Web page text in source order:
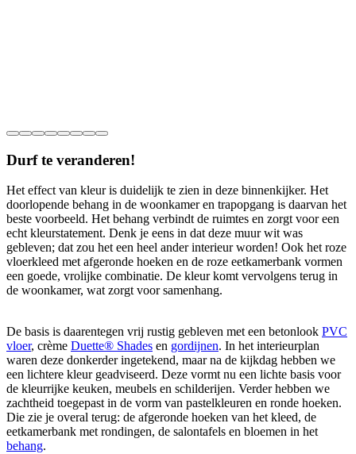
Durf te veranderen!
Het effect van kleur is duidelijk te zien in deze binnenkijker. Het
doorlopende behang in de woonkamer en trapopgang is daarvan het
beste voorbeeld. Het behang verbindt de ruimtes en zorgt voor een
echt kleurstatement. Denk je eens in dat deze muur wit was
gebleven; dat zou het een heel ander interieur worden! Ook het roze
vloerkleed met afgeronde hoeken en de roze eetkamerbank vormen
een goede, vrolijke combinatie. De kleur komt vervolgens terug in
de woonkamer, wat zorgt voor samenhang.
De basis is daarentegen vrij rustig gebleven met een betonlook PVC
vloer, crème Duette® Shades en gordijnen. In het interieurplan
waren deze donkerder ingetekend, maar na de kijkdag hebben we
een lichtere kleur geadviseerd. Deze vormt nu een lichte basis voor
de kleurrijke keuken, meubels en schilderijen. Verder hebben we
zachtheid toegepast in de vorm van pastelkleuren en ronde hoeken.
Die zie je overal terug: de afgeronde hoeken van het kleed, de
eetkamerbank met rondingen, de salontafels en bloemen in het
behang.